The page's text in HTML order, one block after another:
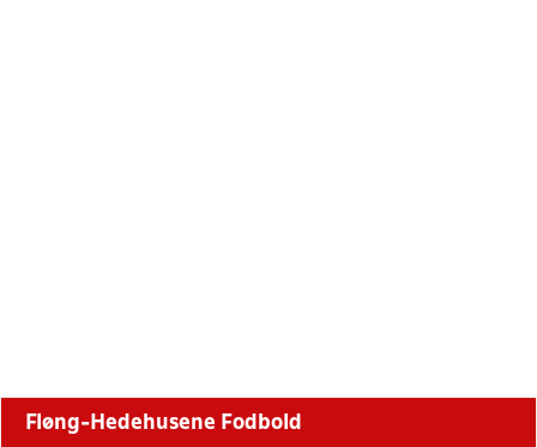
Fløng-Hedehusene Fodbold